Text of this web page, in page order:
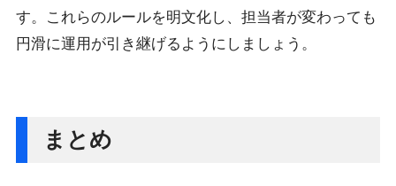
す。これらのルールを明文化し、担当者が変わっても
円滑に運用が引き継げるようにしましょう。
まとめ